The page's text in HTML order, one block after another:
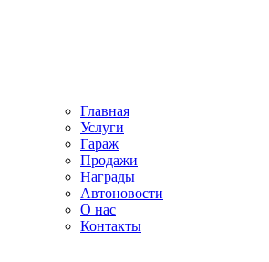
Главная
Услуги
Гараж
Продажи
Награды
Автоновости
О нас
Контакты